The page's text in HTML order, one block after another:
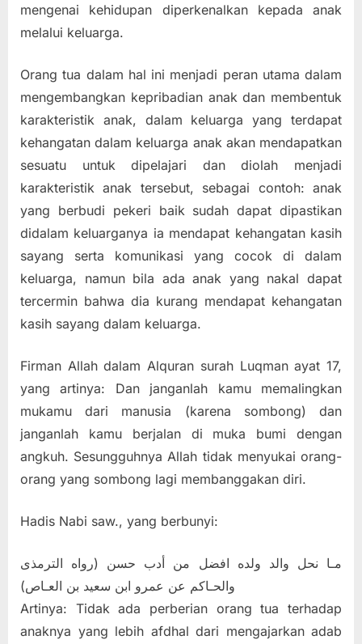
mengenai kehidupan diperkenalkan kepada anak
melalui keluarga.
Orang tua dalam hal ini menjadi peran utama dalam
mengembangkan kepribadian anak dan membentuk
karakteristik anak, dalam keluarga yang terdapat
kehangatan dalam keluarga anak akan mendapatkan
sesuatu untuk dipelajari dan diolah menjadi
karakteristik anak tersebut, sebagai contoh: anak
yang berbudi pekeri baik sudah dapat dipastikan
didalam keluarganya ia mendapat kehangatan kasih
sayang serta komunikasi yang cocok di dalam
keluarga, namun bila ada anak yang nakal dapat
tercermin bahwa dia kurang mendapat kehangatan
kasih sayang dalam keluarga.
Firman Allah dalam Alquran surah Luqman ayat 17,
yang artinya: Dan janganlah kamu memalingkan
mukamu dari manusia (karena sombong) dan
janganlah kamu berjalan di muka bumi dengan
angkuh. Sesungguhnya Allah tidak menyukai orang-
orang yang sombong lagi membanggakan diri.
Hadis Nabi saw., yang berbunyi:
مـا نحل والد ولده افضل من أدب حسن (رواه الترمذى
والحـاكم عن عمرو ابن سعيد بن العـاص)
Artinya: Tidak ada perberian orang tua terhadap
anaknya yang lebih afdhal dari mengajarkan adab